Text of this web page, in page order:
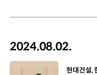
2024.08.02.
[동영상]